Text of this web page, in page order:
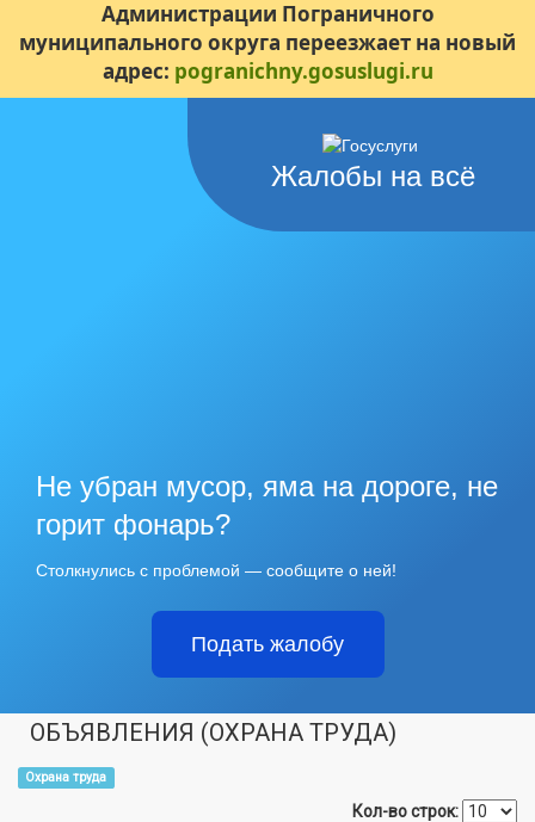
Администрации Пограничного
муниципального округа переезжает на новый
адрес: pogranichny.gosuslugi.ru
Жалобы на всё
Не убран мусор, яма на дороге, не
горит фонарь?
Столкнулись с проблемой — сообщите о ней!
Подать жалобу
ОБЪЯВЛЕНИЯ (ОХРАНА ТРУДА)
Охрана труда
Кол-во строк: